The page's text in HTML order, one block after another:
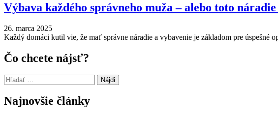
Výbava každého správneho muža – alebo toto
26. marca 2025
Každý domáci kutil vie, že mať správne náradie a vybavenie je základom pre úspešné
Čo chcete nájsť?
Hľadať:
Najnovšie články